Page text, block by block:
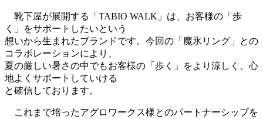
靴下屋が展開する「TABIO WALK」は、お客様の「歩
く」をサポートしたいという
想いから生まれたブランドです。今回の「魔氷リング」との
コラボレーションにより、
夏の厳しい暑さの中でもお客様の「歩く」をより涼しく、心
地よくサポートしていける
と確信しております。
これまで培ったアグロワークス様とのパートナーシップを